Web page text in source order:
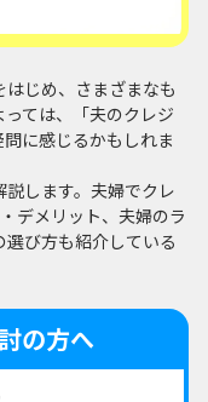
じめ、さまざまなも
ては、「夫のクレジ
に感じるかもしれま
します。夫婦でクレ
デメリット、夫婦のラ
び方も紹介している
の方へ